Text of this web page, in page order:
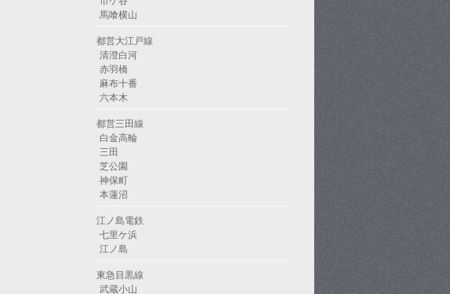
馬喰横山
都営大江戸線
清澄白河
赤羽橋
麻布十番
六本木
都営三田線
白金高輪
三田
芝公園
神保町
本蓮沼
江ノ島電鉄
七里ケ浜
江ノ島
東急目黒線
武蔵小山